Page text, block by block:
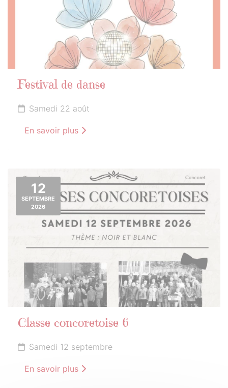
Festival de danse
Samedi 22 août
En savoir plus
12
SEPTEMBRE
2026
Classe concoretoise 6
Samedi 12 septembre
En savoir plus